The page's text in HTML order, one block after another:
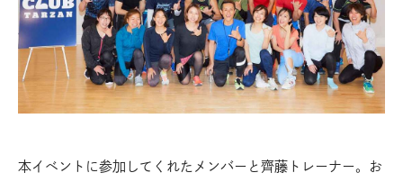
本イベントに参加してくれたメンバーと齊藤トレーナー。お